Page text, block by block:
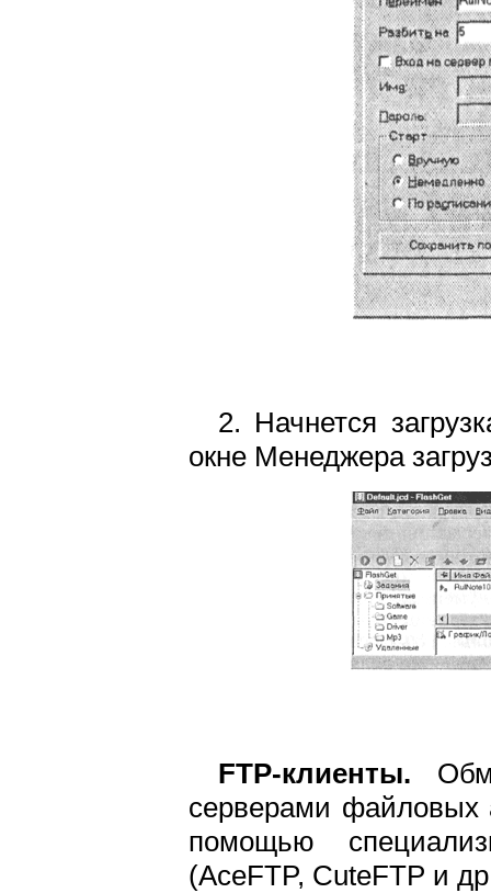
2. Начнется
окне Менеджера
FTP-клиенты.
серверами файловых
помощью
(AceFTP, CuteFTP и